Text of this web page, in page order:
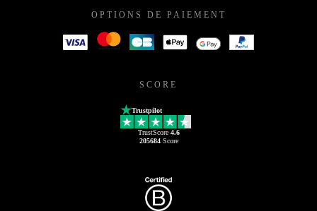
OPTIONS DE PAIEMENT
SCORE
Trustpilot
TrustScore 4.6
205684Score